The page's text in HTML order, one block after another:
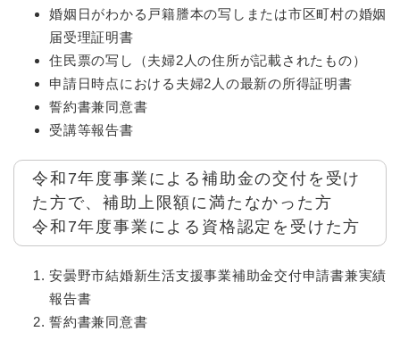
婚姻日がわかる戸籍謄本の写しまたは市区町村の婚姻
届受理証明書
住民票の写し（夫婦2人の住所が記載されたもの）
申請日時点における夫婦2人の最新の所得証明書
誓約書兼同意書
受講等報告書
令和7年度事業による補助金の交付を受け
た方で、補助上限額に満たなかった方
令和7年度事業による資格認定を受けた方
安曇野市結婚新生活支援事業補助金交付申請書兼実績
報告書
誓約書兼同意書